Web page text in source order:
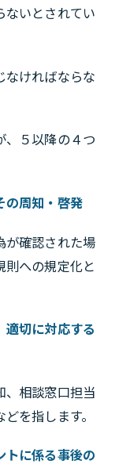
ないとされてい
なければならな
、５以降の４つ
の周知・啓発
認された場
則への規定化と
適切に対応する
相談窓口担当
を指します。
トに係る事後の